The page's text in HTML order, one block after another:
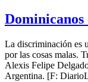
La discriminación es
por las cosas malas.
Alexis Felipe
Argentina. [F: